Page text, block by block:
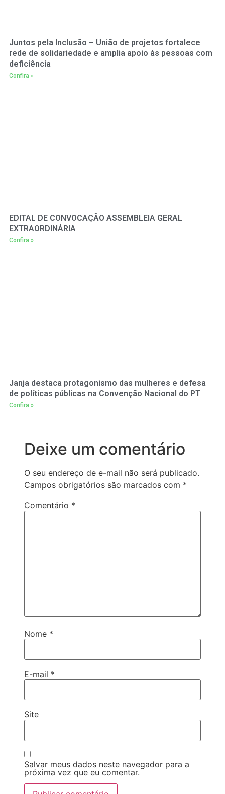
Juntos pela Inclusão – União de projetos fortalece
rede de solidariedade e amplia apoio às pessoas com
deficiência
Confira »
EDITAL DE CONVOCAÇÃO ASSEMBLEIA GERAL
EXTRAORDINÁRIA
Confira »
Janja destaca protagonismo das mulheres e defesa
de políticas públicas na Convenção Nacional do PT
Confira »
Deixe um comentário
O seu endereço de e-mail não será publicado.
Campos obrigatórios são marcados com *
Comentário *
Nome *
E-mail *
Site
Salvar meus dados neste navegador para a
próxima vez que eu comentar.